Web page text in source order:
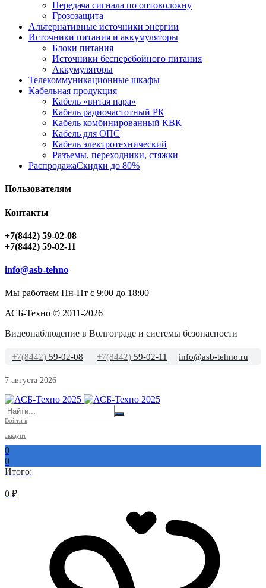
Передача сигнала по оптоволокну
Грозозащита
Альтернативные источники энергии
Источники питания и аккумуляторы
Блоки питания
Источники бесперебойного питания
Аккумуляторы
Телекоммуникационные шкафы
Кабельная продукция
Кабель «витая пара»
Кабель радиочастотный РК
Кабель комбинированный КВК
Кабель для ОПС
Кабель электротехнический
Разъемы, переходники, стяжки
РаспродажаСкидки до 80%
Пользователям
Контакты
+7(8442) 59-02-08
+7(8442) 59-02-11
info@asb-tehno
Мы работаем Пн-Пт с 9:00 до 18:00
АСБ-Техно © 2011-2026
Видеонаблюдение в Волгограде и системы безопасности
+7(8442) 59-02-08 +7(8442) 59-02-11 info@asb-tehno.ru
7 августа 2026
Войти в
аккаунт
0
0
Итого:
0 ₽